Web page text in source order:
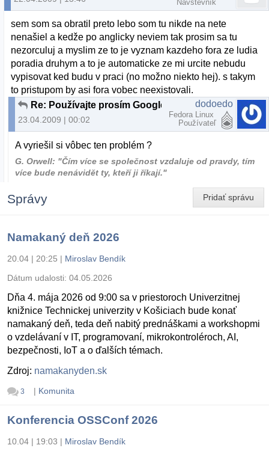
Návštevník
sem som sa obratil preto lebo som tu nikde na nete
nenašiel a kedže po anglicky neviem tak prosim sa tu
nezorculuj a myslim ze to je vyznam kazdeho fora ze ludia
poradia druhym a to je automaticke ze mi urcite nebudu
vypisovat ked budu v praci (no možno niekto hej). s takym
to pristupom by asi fora vobec neexistovali.
Re: Používajte prosím Google
23.04.2009 | 00:02
dodoedo
Fedora Linux
Používateľ
A vyriešil si vôbec ten problém ?
G. Orwell: "Čím více se společnost vzdaluje od pravdy, tím
více bude nenávidět ty, kteří ji říkají."
Pridať správu
Správy
Namakaný deň 2026
20.04 | 20:25 | Miroslav Bendík
Dátum udalosti: 04.05.2026
Dňa 4. mája 2026 od 9:00 sa v priestoroch Univerzitnej
knižnice Technickej univerzity v Košiciach bude konať
namakaný deň, teda deň nabitý prednáškami a workshopmi
o vzdelávaní v IT, programovaní, mikrokontroléroch, AI,
bezpečnosti, IoT a o ďalších témach.
Zdroj: namakanyden.sk
3 | Komunita
Konferencia OSSConf 2026
10.04 | 19:03 | Miroslav Bendík